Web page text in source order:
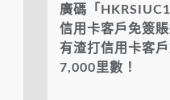
廣碼「
信用卡客戶免簽
有渣打信用卡客
7,000里數！